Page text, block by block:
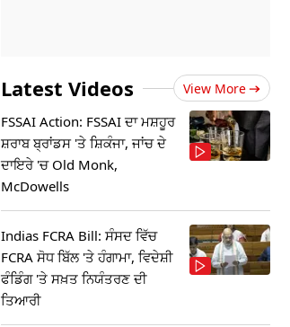
Latest Videos View More
FSSAI Action: FSSAI ਦਾ ਮਸ਼ਹੂਰ
ਸ਼ਰਾਬ ਬ੍ਰਾਂਡਸ 'ਤੇ ਸ਼ਿਕੰਜਾ, ਜਾਂਚ ਦੇ
ਦਾਇਰੇ 'ਚ Old Monk,
McDowells
Indias FCRA Bill: ਸੰਸਦ ਵਿੱਚ
FCRA ਸੋਧ ਬਿੱਲ 'ਤੇ ਹੰਗਾਮਾ, ਵਿਦੇਸ਼ੀ
ਫੰਡਿੰਗ 'ਤੇ ਸਖ਼ਤ ਨਿਯੰਤਰਣ ਦੀ
ਤਿਆਰੀ